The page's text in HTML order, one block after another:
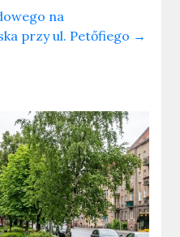
na
przy ul. Petőfiego →